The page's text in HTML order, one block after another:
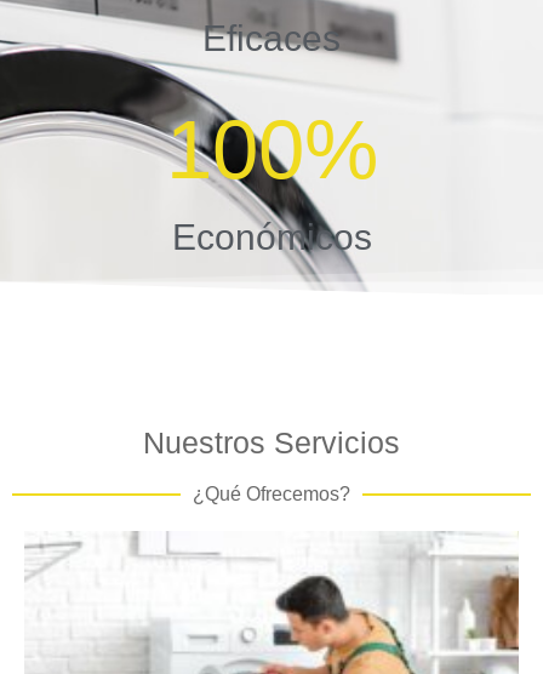
Eficaces
Económicos
100%
Nuestros Servicios
¿Qué Ofrecemos?